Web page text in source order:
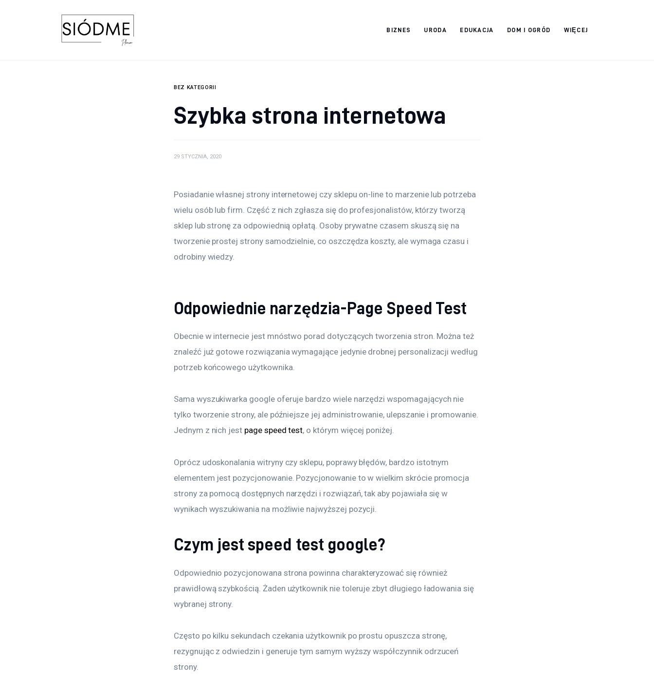
BIZNES URODA EDUKACJA DOM I OGRÓD WIĘCEJ
BEZ KATEGORII
Szybka strona internetowa
29 STYCZNIA, 2020
Posiadanie własnej strony internetowej czy sklepu on-line to marzenie lub potrzeba
wielu osób lub firm. Część z nich zgłasza się do profesjonalistów, którzy tworzą
sklep lub stronę za odpowiednią opłatą. Osoby prywatne czasem skuszą się na
tworzenie prostej strony samodzielnie, co oszczędza koszty, ale wymaga czasu i
odrobiny wiedzy.
Odpowiednie narzędzia-Page Speed Test
Obecnie w internecie jest mnóstwo porad dotyczących tworzenia stron. Można też
znaleźć już gotowe rozwiązania wymagające jedynie drobnej personalizacji według
potrzeb końcowego użytkownika.
Sama wyszukiwarka google oferuje bardzo wiele narzędzi wspomagających nie
tylko tworzenie strony, ale późniejsze jej administrowanie, ulepszanie i promowanie.
Jednym z nich jest page speed test, o którym więcej poniżej.
Oprócz udoskonalania witryny czy sklepu, poprawy błędów, bardzo istotnym
elementem jest pozycjonowanie. Pozycjonowanie to w wielkim skrócie promocja
strony za pomocą dostępnych narzędzi i rozwiązań, tak aby pojawiała się w
wynikach wyszukiwania na możliwie najwyższej pozycji.
Czym jest speed test google?
Odpowiednio pozycjonowana strona powinna charakteryzować się również
prawidłową szybkością. Żaden użytkownik nie toleruje zbyt długiego ładowania się
wybranej strony.
Często po kilku sekundach czekania użytkownik po prostu opuszcza stronę,
rezygnując z odwiedzin i generuje tym samym wyższy współczynnik odrzuceń
strony.